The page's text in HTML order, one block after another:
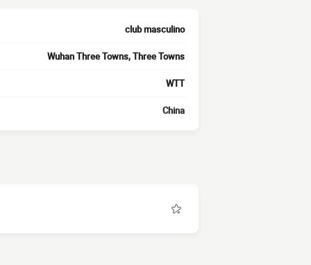
club masculino
Wuhan Three Towns, Three Towns
WTT
China